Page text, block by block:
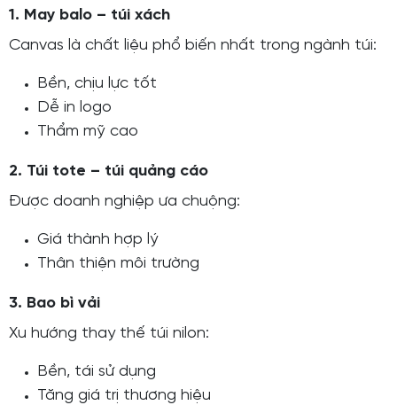
1. May balo – túi xách
Canvas là chất liệu phổ biến nhất trong ngành túi:
Bền, chịu lực tốt
Dễ in logo
Thẩm mỹ cao
2. Túi tote – túi quảng cáo
Được doanh nghiệp ưa chuộng:
Giá thành hợp lý
Thân thiện môi trường
3. Bao bì vải
Xu hướng thay thế túi nilon:
Bền, tái sử dụng
Tăng giá trị thương hiệu